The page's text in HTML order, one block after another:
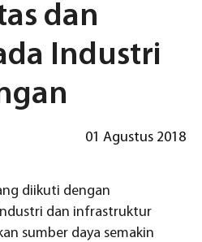
dan
Industri
01 Agustus 2018
diikuti dengan
dan infrastruktur
sumber daya semakin